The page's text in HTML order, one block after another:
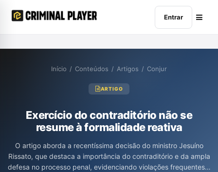
Entrar
Início / Conteúdos / Artigos / Conjur
ARTIGO
Exercício do contraditório não se
resume à formalidade reativa
O artigo aborda a recentíssima decisão do ministro Jesuíno
Rissato, que destaca a importância do contraditório e da ampla
defesa no processo penal, evidenciando violações frequentes a